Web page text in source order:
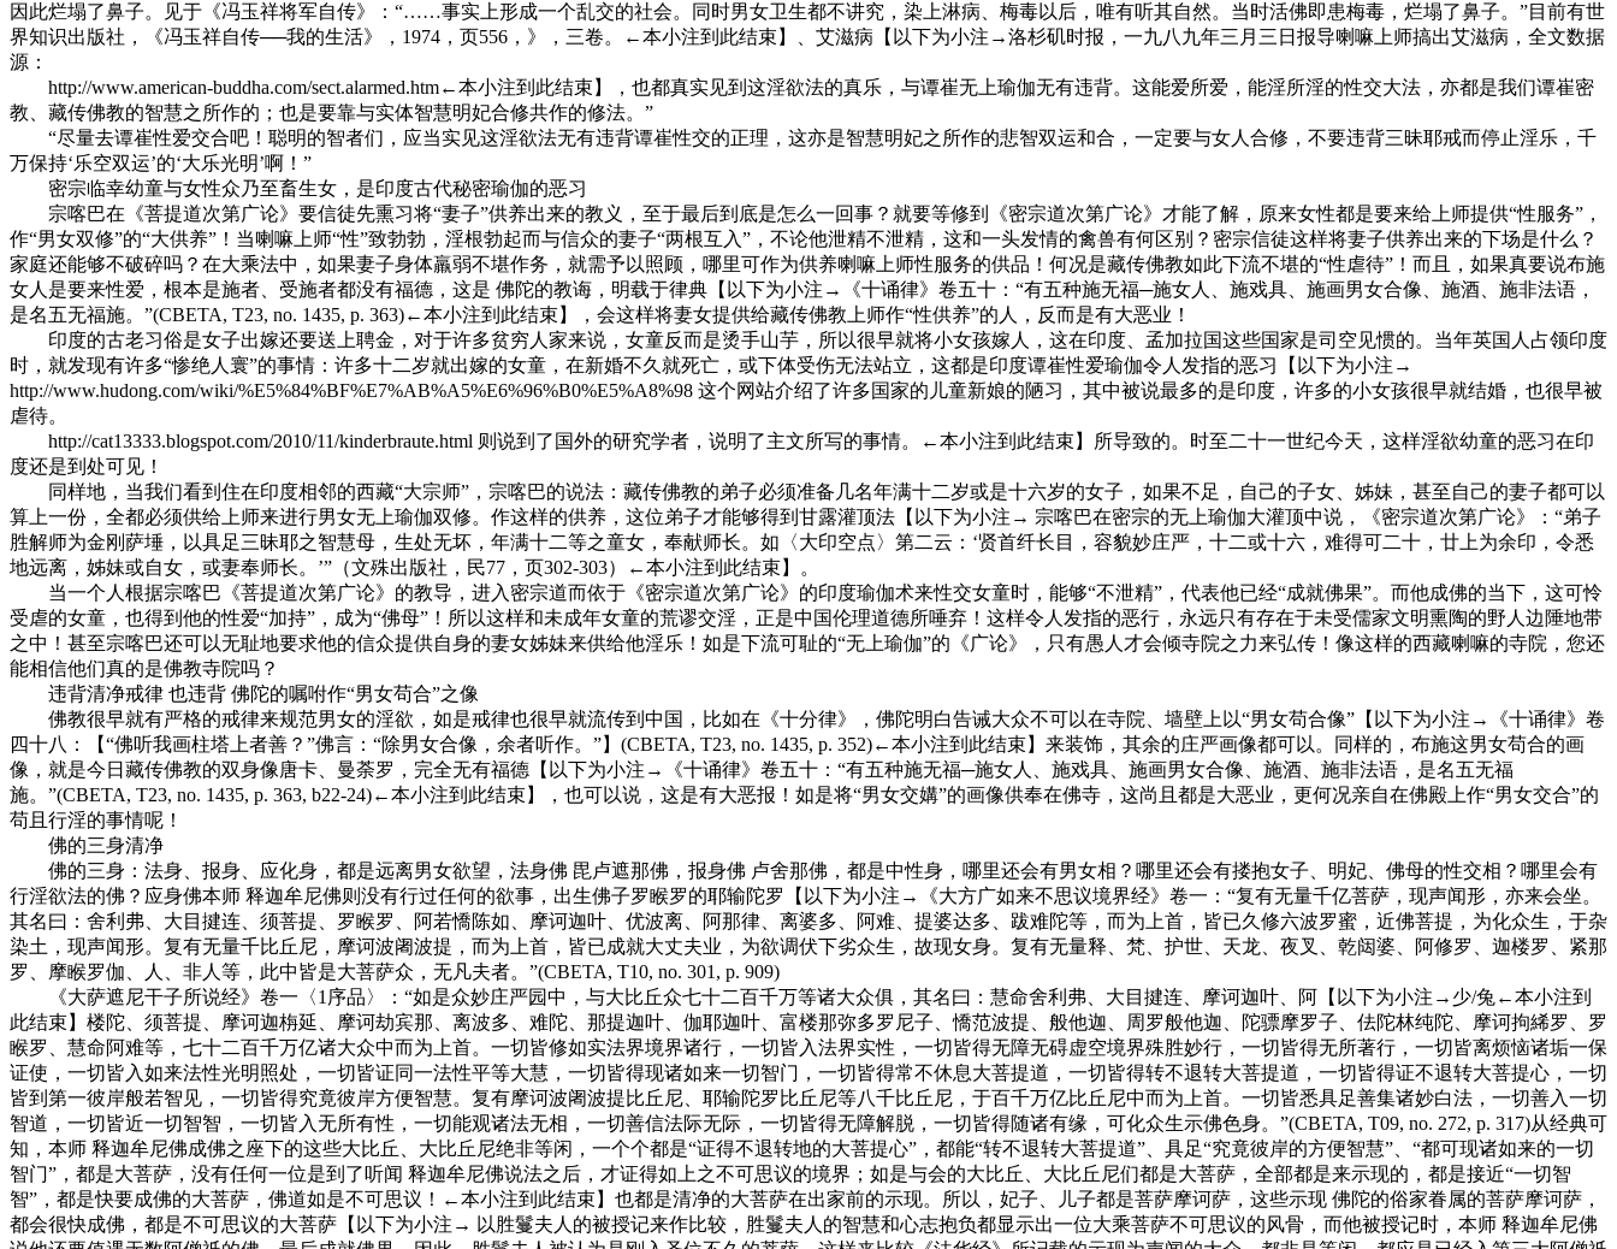
因此烂塌了鼻子。见于《冯玉祥将军自传》：“……事实上形成一个乱交的社会。同时男女卫生都不讲究，染上淋病、梅毒以后，唯有听其自然。当时活佛即患梅毒，烂塌了鼻子。”目前有世
界知识出版社，《冯玉祥自传──我的生活》，1974，页556，》，三卷。←本小注到此结束】、艾滋病【以下为小注→洛杉矶时报，一九八九年三月三日报导喇嘛上师搞出艾滋病，全文数据
源：
http://www.american-buddha.com/sect.alarmed.htm←本小注到此结束】，也都真实见到这淫欲法的真乐，与谭崔无上瑜伽无有违背。这能爱所爱，能淫所淫的性交大法，亦都是我们谭崔密
教、藏传佛教的智慧之所作的；也是要靠与实体智慧明妃合修共作的修法。”
“尽量去谭崔性爱交合吧！聪明的智者们，应当实见这淫欲法无有违背谭崔性交的正理，这亦是智慧明妃之所作的悲智双运和合，一定要与女人合修，不要违背三昧耶戒而停止淫乐，千
万保持‘乐空双运’的‘大乐光明’啊！”
密宗临幸幼童与女性众乃至畜生女，是印度古代秘密瑜伽的恶习
宗喀巴在《菩提道次第广论》要信徒先熏习将“妻子”供养出来的教义，至于最后到底是怎么一回事？就要等修到《密宗道次第广论》才能了解，原来女性都是要来给上师提供“性服务”，
作“男女双修”的“大供养”！当喇嘛上师“性”致勃勃，淫根勃起而与信众的妻子“两根互入”，不论他泄精不泄精，这和一头发情的禽兽有何区别？密宗信徒这样将妻子供养出来的下场是什么？
家庭还能够不破碎吗？在大乘法中，如果妻子身体羸弱不堪作务，就需予以照顾，哪里可作为供养喇嘛上师性服务的供品！何况是藏传佛教如此下流不堪的“性虐待”！而且，如果真要说布施
女人是要来性爱，根本是施者、受施者都没有福德，这是 佛陀的教诲，明载于律典【以下为小注→《十诵律》卷五十：“有五种施无福─施女人、施戏具、施画男女合像、施酒、施非法语，
是名五无福施。”(CBETA, T23, no. 1435, p. 363)←本小注到此结束】，会这样将妻女提供给藏传佛教上师作“性供养”的人，反而是有大恶业！
印度的古老习俗是女子出嫁还要送上聘金，对于许多贫穷人家来说，女童反而是烫手山芋，所以很早就将小女孩嫁人，这在印度、孟加拉国这些国家是司空见惯的。当年英国人占领印度
时，就发现有许多“惨绝人寰”的事情：许多十二岁就出嫁的女童，在新婚不久就死亡，或下体受伤无法站立，这都是印度谭崔性爱瑜伽令人发指的恶习【以下为小注→
http://www.hudong.com/wiki/%E5%84%BF%E7%AB%A5%E6%96%B0%E5%A8%98 这个网站介绍了许多国家的儿童新娘的陋习，其中被说最多的是印度，许多的小女孩很早就结婚，也很早被
虐待。
http://cat13333.blogspot.com/2010/11/kinderbraute.html 则说到了国外的研究学者，说明了主文所写的事情。←本小注到此结束】所导致的。时至二十一世纪今天，这样淫欲幼童的恶习在印
度还是到处可见！
同样地，当我们看到住在印度相邻的西藏“大宗师”，宗喀巴的说法：藏传佛教的弟子必须准备几名年满十二岁或是十六岁的女子，如果不足，自己的子女、姊妹，甚至自己的妻子都可以
算上一份，全都必须供给上师来进行男女无上瑜伽双修。作这样的供养，这位弟子才能够得到甘露灌顶法【以下为小注→ 宗喀巴在密宗的无上瑜伽大灌顶中说，《密宗道次第广论》：“弟子
胜解师为金刚萨埵，以具足三昧耶之智慧母，生处无坏，年满十二等之童女，奉献师长。如〈大印空点〉第二云：‘贤首纤长目，容貌妙庄严，十二或十六，难得可二十，廿上为余印，令悉
地远离，姊妹或自女，或妻奉师长。’”（文殊出版社，民77，页302-303）←本小注到此结束】。
当一个人根据宗喀巴《菩提道次第广论》的教导，进入密宗道而依于《密宗道次第广论》的印度瑜伽术来性交女童时，能够“不泄精”，代表他已经“成就佛果”。而他成佛的当下，这可怜
受虐的女童，也得到他的性爱“加持”，成为“佛母”！所以这样和未成年女童的荒谬交淫，正是中国伦理道德所唾弃！这样令人发指的恶行，永远只有存在于未受儒家文明熏陶的野人边陲地带
之中！甚至宗喀巴还可以无耻地要求他的信众提供自身的妻女姊妹来供给他淫乐！如是下流可耻的“无上瑜伽”的《广论》，只有愚人才会倾寺院之力来弘传！像这样的西藏喇嘛的寺院，您还
能相信他们真的是佛教寺院吗？
违背清净戒律 也违背 佛陀的嘱咐作“男女苟合”之像
佛教很早就有严格的戒律来规范男女的淫欲，如是戒律也很早就流传到中国，比如在《十分律》，佛陀明白告诫大众不可以在寺院、墙壁上以“男女苟合像”【以下为小注→《十诵律》卷
四十八：【“佛听我画柱塔上者善？”佛言：“除男女合像，余者听作。”】(CBETA, T23, no. 1435, p. 352)←本小注到此结束】来装饰，其余的庄严画像都可以。同样的，布施这男女苟合的画
像，就是今日藏传佛教的双身像唐卡、曼荼罗，完全无有福德【以下为小注→《十诵律》卷五十：“有五种施无福─施女人、施戏具、施画男女合像、施酒、施非法语，是名五无福
施。”(CBETA, T23, no. 1435, p. 363, b22-24)←本小注到此结束】，也可以说，这是有大恶报！如是将“男女交媾”的画像供奉在佛寺，这尚且都是大恶业，更何况亲自在佛殿上作“男女交合”的
苟且行淫的事情呢！
佛的三身清净
佛的三身：法身、报身、应化身，都是远离男女欲望，法身佛 毘卢遮那佛，报身佛 卢舍那佛，都是中性身，哪里还会有男女相？哪里还会有搂抱女子、明妃、佛母的性交相？哪里会有
行淫欲法的佛？应身佛本师 释迦牟尼佛则没有行过任何的欲事，出生佛子罗睺罗的耶输陀罗【以下为小注→《大方广如来不思议境界经》卷一：“复有无量千亿菩萨，现声闻形，亦来会坐。
其名曰：舍利弗、大目揵连、须菩提、罗睺罗、阿若憍陈如、摩诃迦叶、优波离、阿那律、离婆多、阿难、提婆达多、跋难陀等，而为上首，皆已久修六波罗蜜，近佛菩提，为化众生，于杂
染土，现声闻形。复有无量千比丘尼，摩诃波阇波提，而为上首，皆已成就大丈夫业，为欲调伏下劣众生，故现女身。复有无量释、梵、护世、天龙、夜叉、乾闼婆、阿修罗、迦楼罗、紧那
罗、摩睺罗伽、人、非人等，此中皆是大菩萨众，无凡夫者。”(CBETA, T10, no. 301, p. 909)
《大萨遮尼干子所说经》卷一〈1序品〉：“如是众妙庄严园中，与大比丘众七十二百千万等诸大众俱，其名曰：慧命舍利弗、大目揵连、摩诃迦叶、阿【以下为小注→少/兔←本小注到
此结束】楼陀、须菩提、摩诃迦栴延、摩诃劫宾那、离波多、难陀、那提迦叶、伽耶迦叶、富楼那弥多罗尼子、憍范波提、般他迦、周罗般他迦、陀骠摩罗子、佉陀林纯陀、摩诃拘絺罗、罗
睺罗、慧命阿难等，七十二百千万亿诸大众中而为上首。一切皆修如实法界境界诸行，一切皆入法界实性，一切皆得无障无碍虚空境界殊胜妙行，一切皆得无所著行，一切皆离烦恼诸垢一保
证使，一切皆入如来法性光明照处，一切皆证同一法性平等大慧，一切皆得现诸如来一切智门，一切皆得常不休息大菩提道，一切皆得转不退转大菩提道，一切皆得证不退转大菩提心，一切
皆到第一彼岸般若智见，一切皆得究竟彼岸方便智慧。复有摩诃波阇波提比丘尼、耶输陀罗比丘尼等八千比丘尼，于百千万亿比丘尼中而为上首。一切皆悉具足善集诸妙白法，一切善入一切
智道，一切皆近一切智智，一切皆入无所有性，一切能观诸法无相，一切善信法际无际，一切皆得无障解脱，一切皆得随诸有缘，可化众生示佛色身。”(CBETA, T09, no. 272, p. 317)从经典可
知，本师 释迦牟尼佛成佛之座下的这些大比丘、大比丘尼绝非等闲，一个个都是“证得不退转地的大菩提心”，都能“转不退转大菩提道”、具足“究竟彼岸的方便智慧”、“都可现诸如来的一切
智门”，都是大菩萨，没有任何一位是到了听闻 释迦牟尼佛说法之后，才证得如上之不可思议的境界；如是与会的大比丘、大比丘尼们都是大菩萨，全部都是来示现的，都是接近“一切智
智”，都是快要成佛的大菩萨，佛道如是不可思议！←本小注到此结束】也都是清净的大菩萨在出家前的示现。所以，妃子、儿子都是菩萨摩诃萨，这些示现 佛陀的俗家眷属的菩萨摩诃萨，
都会很快成佛，都是不可思议的大菩萨【以下为小注→ 以胜鬘夫人的被授记来作比较，胜鬘夫人的智慧和心志抱负都显示出一位大乘菩萨不可思议的风骨，而他被授记时，本师 释迦牟尼佛